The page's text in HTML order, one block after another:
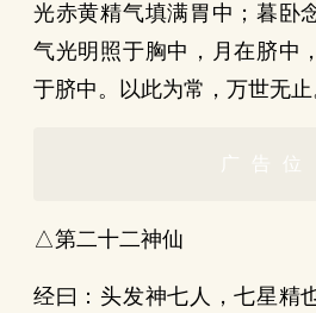
光赤黄精气填满胃中；暮卧
气光明照于胸中，月在脐中
于脐中。以此为常，万世无止
广告位
△第二十二神仙
经曰：头发神七人，七星精